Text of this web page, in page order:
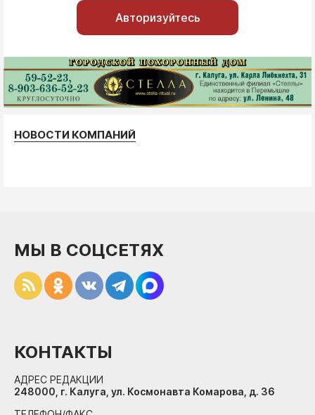
Авторизуйтесь
НОВОСТИ КОМПАНИЙ
МЫ В СОЦСЕТЯХ
КОНТАКТЫ
АДРЕС РЕДАКЦИИ
248000, г. Калуга, ул. Космонавта Комарова, д. 36